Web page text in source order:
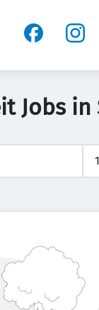
Jobs in